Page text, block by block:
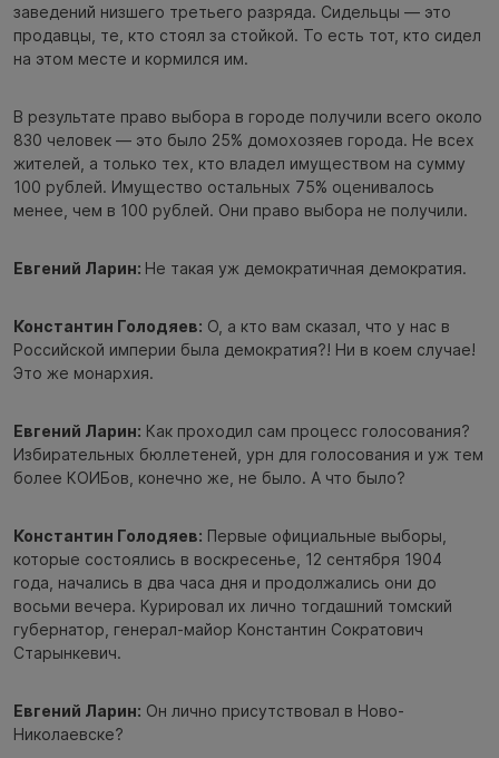
заведений низшего третьего разряда. Сидельцы — это
продавцы, те, кто стоял за стойкой. То есть тот, кто сидел
на этом месте и кормился им.
В результате право выбора в городе получили всего около
830 человек — это было 25% домохозяев города. Не всех
жителей, а только тех, кто владел имуществом на сумму
100 рублей. Имущество остальных 75% оценивалось
менее, чем в 100 рублей. Они право выбора не получили.
Евгений Ларин: Не такая уж демократичная демократия.
Константин Голодяев: О, а кто вам сказал, что у нас в
Российской империи была демократия?! Ни в коем случае!
Это же монархия.
Евгений Ларин: Как проходил сам процесс голосования?
Избирательных бюллетеней, урн для голосования и уж тем
более КОИБов, конечно же, не было. А что было?
Константин Голодяев: Первые официальные выборы,
которые состоялись в воскресенье, 12 сентября 1904
года, начались в два часа дня и продолжались они до
восьми вечера. Курировал их лично тогдашний томский
губернатор, генерал-майор Константин Сократович
Старынкевич.
Евгений Ларин: Он лично присутствовал в Ново-
Николаевске?